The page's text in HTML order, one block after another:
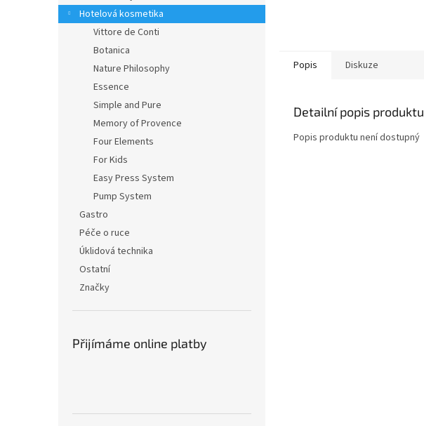
Hotelová kosmetika
Vittore de Conti
Botanica
Nature Philosophy
Essence
Simple and Pure
Memory of Provence
Four Elements
For Kids
Easy Press System
Pump System
Gastro
Péče o ruce
Úklidová technika
Ostatní
Značky
Přijímáme online platby
Popis Diskuze
Detailní popis produktu
Popis produktu není dostupný